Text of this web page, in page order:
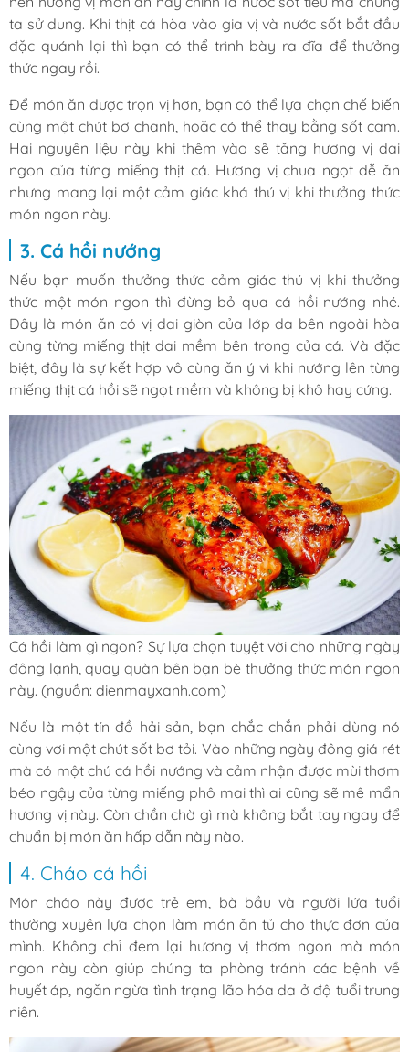
ta sử dung. Khi thịt cá hòa vào gia vị và nước sốt bắt đầu
đặc quánh lại thì bạn có thể trình bày ra đĩa để thưởng
thức ngay rồi.
Để món ăn được trọn vị hơn, bạn có thể lựa chọn chế biến
cùng một chút bơ chanh, hoặc có thể thay bằng sốt cam.
Hai nguyên liệu này khi thêm vào sẽ tăng hương vị dai
ngon của từng miếng thịt cá. Hương vị chua ngọt dễ ăn
nhưng mang lại một cảm giác khá thú vị khi thưởng thức
món ngon này.
3. Cá hồi nướng
Nếu bạn muốn thưởng thức cảm giác thú vị khi thưởng
thức một món ngon thì đừng bỏ qua cá hồi nướng nhé.
Đây là món ăn có vị dai giòn của lớp da bên ngoài hòa
cùng từng miếng thịt dai mềm bên trong của cá. Và đặc
biệt, đây là sự kết hợp vô cùng ăn ý vì khi nướng lên từng
miếng thịt cá hồi sẽ ngọt mềm và không bị khô hay cứng.
Cá hồi làm gì ngon? Sự lựa chọn tuyệt vời cho những ngày
đông lạnh, quay quàn bên bạn bè thưởng thức món ngon
này. (nguồn: dienmayxanh.com)
Nếu là một tín đồ hải sản, bạn chắc chắn phải dùng nó
cùng vơi một chút sốt bơ tỏi. Vào những ngày đông giá rét
mà có một chú cá hồi nướng và cảm nhận được mùi thơm
béo ngậy của từng miếng phô mai thì ai cũng sẽ mê mẩn
hương vị này. Còn chần chờ gì mà không bắt tay ngay để
chuẩn bị món ăn hấp dẫn này nào.
4. Cháo cá hồi
Món cháo này được trẻ em, bà bầu và người lứa tuổi
thường xuyên lựa chọn làm món ăn tủ cho thực đơn của
mình. Không chỉ đem lại hương vị thơm ngon mà món
ngon này còn giúp chúng ta phòng tránh các bệnh về
huyết áp, ngăn ngừa tình trạng lão hóa da ở độ tuổi trung
niên.